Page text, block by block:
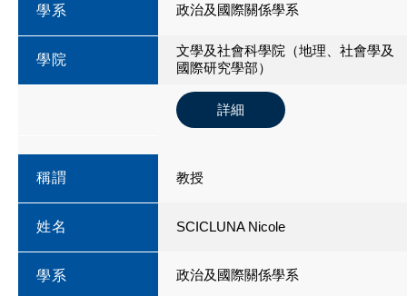
學系 政治及國際關係學系
學院
文學及社會科學院（地理、社會學及
國際研究學部）
詳細
稱謂 教授
姓名 SCICLUNA Nicole
學系 政治及國際關係學系